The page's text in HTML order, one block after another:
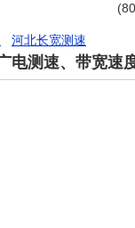
河北长宽测速
电测速、带宽速